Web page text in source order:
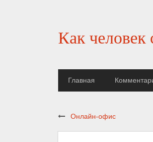
Как человек
Главная
Онлайн-офис